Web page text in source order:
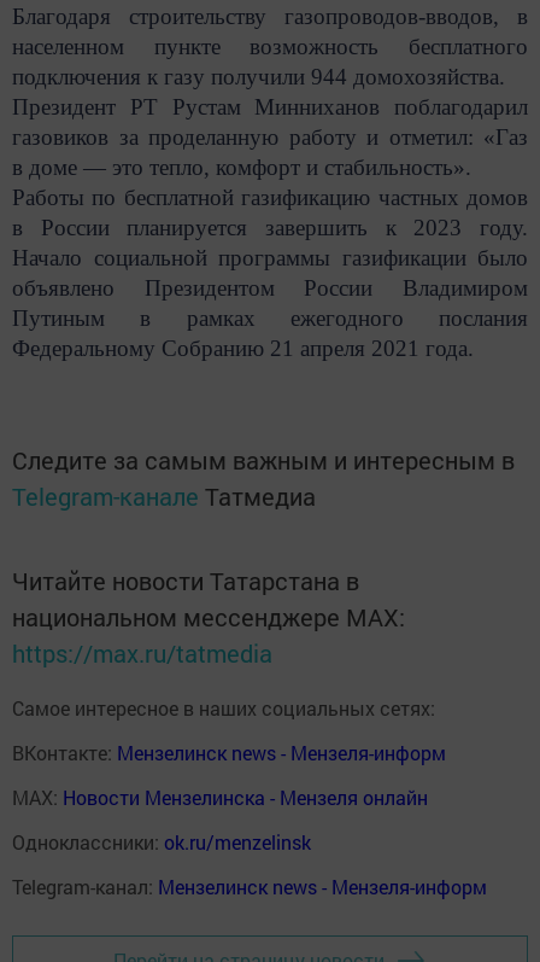
Благодаря строительству газопроводов-вводов, в
населенном пункте возможность бесплатного
подключения к газу получили 944 домохозяйства.
Президент РТ Рустам Минниханов поблагодарил
газовиков за проделанную работу и отметил: «Газ
в доме — это тепло, комфорт и стабильность».
Работы по бесплатной газификацию частных домов
в России планируется завершить к 2023 году.
Начало социальной программы газификации было
объявлено Президентом России Владимиром
Путиным в рамках ежегодного послания
Федеральному Собранию 21 апреля 2021 года.
Следите за самым важным и интересным в
Telegram-канале Татмедиа
Читайте новости Татарстана в
национальном мессенджере MАХ:
https://max.ru/tatmedia
Самое интересное в наших социальных сетях:
ВКонтакте: Мензелинск news - Мензеля-информ
MAX: Новости Мензелинска - Мензеля онлайн
Одноклассники: ok.ru/menzelinsk
Telegram-канал: Мензелинск news - Мензеля-информ